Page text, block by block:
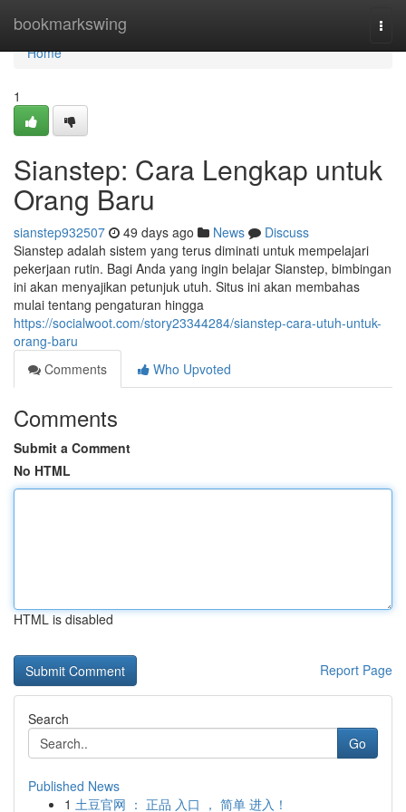
bookmarkswing
Home
Home
1
Sianstep: Cara Lengkap untuk
Orang Baru
sianstep932507 49 days ago News
Discuss
Sianstep adalah sistem yang terus diminati untuk mempelajari
pekerjaan rutin. Bagi Anda yang ingin belajar Sianstep, bimbingan
ini akan menyajikan petunjuk utuh. Situs ini akan membahas
mulai tentang pengaturan hingga
https://socialwoot.com/story23344284/sianstep-cara-utuh-untuk-
orang-baru
Comments
Who Upvoted
Comments
Submit a Comment
No HTML
HTML is disabled
Report Page
Search
Go
Published News
1 土豆官网 ： 正品 入口 ， 简单 进入！